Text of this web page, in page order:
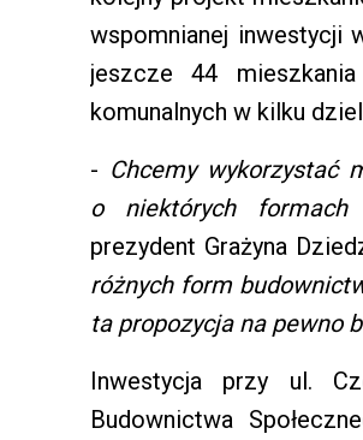
wspomnianej inwestycji
jeszcze 44
komunalnych w kilku
- Chcemy wykorzystać
o niektórych formach
prezydent Grażyna
różnych form
ta propozycja na pewno
Inwestycja przy ul.
Budownictwa